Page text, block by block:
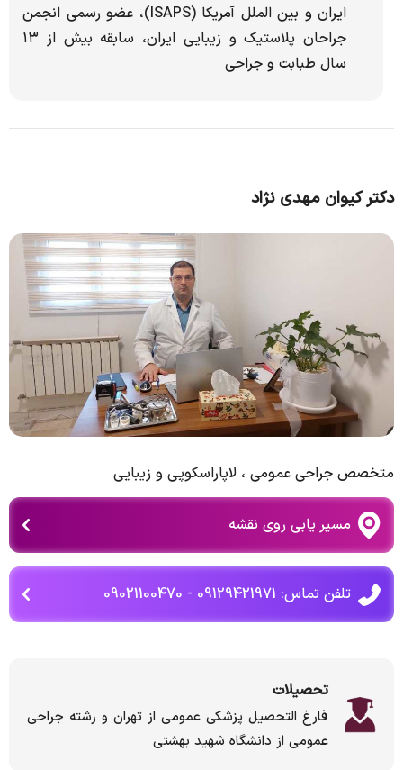
ایران و بین الملل آمریکا (ISAPS)، عضو رسمی انجمن
جراحان پلاستیک و زیبایی ایران، سابقه بیش از ۱۳
سال طبابت و جراحی
دکتر کیوان مهدی نژاد
متخصص جراحی عمومی ، لاپاراسکوپی و زیبایی
مسیر یابی روی نقشه
تلفن تماس: 09129421971 - 09021100470
تحصیلات
فارغ التحصیل پزشکی عمومی از تهران و رشته جراحی
عمومی از دانشگاه شهید بهشتی